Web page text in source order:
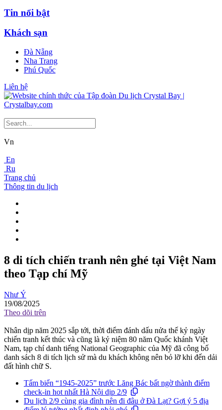
Tin nổi bật
Khách sạn
Đà Nẵng
Nha Trang
Phú Quốc
Liên hệ
Vn
En
Ru
Trang chủ
Thông tin du lịch
8 di tích chiến tranh nên ghé tại Việt Nam
theo Tạp chí Mỹ
Như Ý
19/08/2025
Theo dõi trên
Nhân dịp năm 2025 sắp tới, thời điểm đánh dấu nửa thế kỷ ngày
chiến tranh kết thúc và cũng là kỷ niệm 80 năm Quốc khánh Việt
Nam, tạp chí danh tiếng National Geographic của Mỹ đã công bố
danh sách 8 di tích lịch sử mà du khách không nên bỏ lỡ khi đến dải
đất hình chữ S.
Tấm biển “1945-2025” trước Lăng Bác bất ngờ thành điểm
check-in hot nhất Hà Nội dịp 2/9
Du lịch 2/9 cùng gia đình nên đi đâu ở Đà Lạt? Gợi ý 5 địa